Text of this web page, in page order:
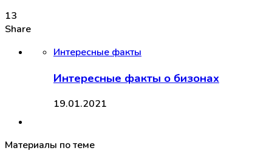
13
Share
Интересные факты
Интересные факты о бизонах
19.01.2021
Материалы по теме